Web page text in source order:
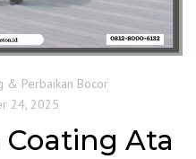
& Perbaikan Bocor
24, 2025
Coating Ata